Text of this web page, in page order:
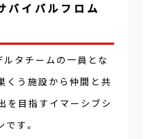
バイバルフロム
ルタチームの一員とな
くう施設から仲間と共
を目指すイマーシブシ
す。